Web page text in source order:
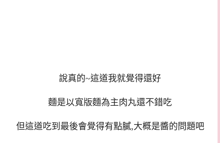
說真的~這道我就覺得還好
麵是以寬版麵為主肉丸還不錯吃
但這道吃到最後會覺得有點膩,大概是醬的問題吧